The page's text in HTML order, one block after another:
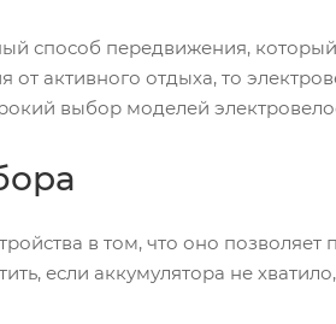
способ передвижения,
активного отдыха, то
выбор моделей
в том, что оно
если аккумулятора не